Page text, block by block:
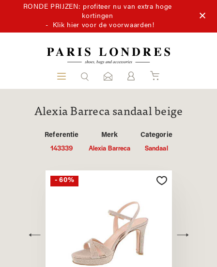
RONDE PRIJZEN: profiteer nu van extra hoge
kortingen
- Klik hier voor de voorwaarden!
Alexia Barreca sandaal beige
Referentie
143339
Merk
Alexia Barreca
Categorie
Sandaal
- 60%